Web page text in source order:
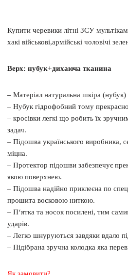
Купити черевики літні ЗСУ
хакі військові,армійські чоловічі
Верх: нубук+дихаюча тканина
– Матеріал натуральна шкіра (нубук)
– Нубук гідрофобний тому
– кросівки легкі що робить їх
задач.
– Підошва українського виробника,
міцна.
– Протектор підошви забезпечує
якою поверхнею.
– Підошва надійно приклеєна по
прошита восковою ниткою.
– П‘ятка та носок посилені, тим
ударів.
– Легко шнуруються завдяки вдало
– Підібрана зручна колодка яка